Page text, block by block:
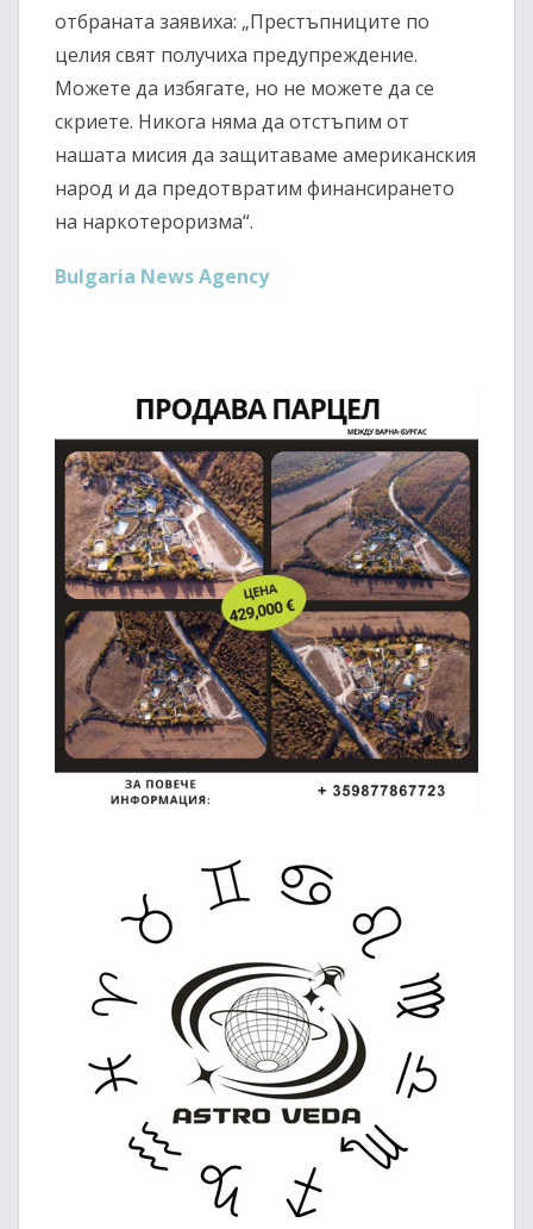
отбраната заявиха: „Престъпниците по
целия свят получиха предупреждение.
Можете да избягате, но не можете да се
скриете. Никога няма да отстъпим от
нашата мисия да защитаваме американския
народ и да предотвратим финансирането
на наркотероризма“.
Bulgaria News Agency